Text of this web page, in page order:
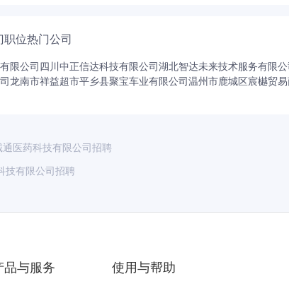
职位热门公司
限公司四川中正信达科技有限公司湖北智达未来技术服务有限公
龙南市祥益超市平乡县聚宝车业有限公司温州市鹿城区宸樾贸易
医药科技有限公司招聘
技有限公司招聘
品与服务 使用与帮助